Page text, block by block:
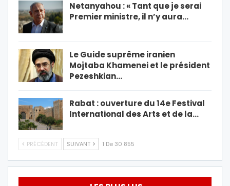
Netanyahou : « Tant que je serai
Premier ministre, il n’y aura…
Le Guide suprême iranien
Mojtaba Khamenei et le président
Pezeshkian…
Rabat : ouverture du 14e Festival
International des Arts et de la…
PRÉCÉDENT SUIVANT 1 De 30 855